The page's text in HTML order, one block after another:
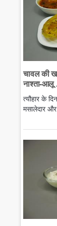
चावल की
नाश्ता-आलू
त्यौहार के
मसालेदार